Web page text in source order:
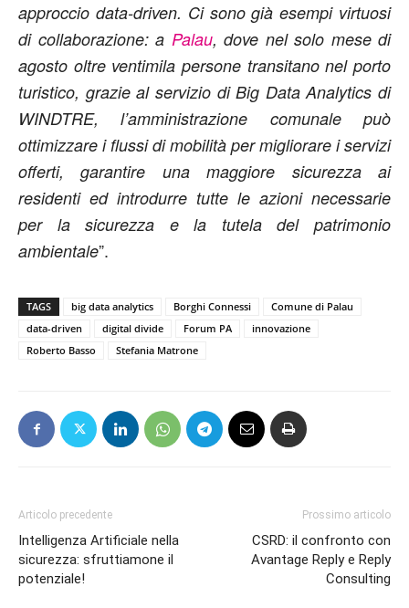
approccio data-driven. Ci sono già esempi virtuosi
di collaborazione: a Palau, dove nel solo mese di
agosto oltre ventimila persone transitano nel porto
turistico, grazie al servizio di Big Data Analytics di
WINDTRE, l’amministrazione comunale può
ottimizzare i flussi di mobilità per migliorare i servizi
offerti, garantire una maggiore sicurezza ai
residenti ed introdurre tutte le azioni necessarie
per la sicurezza e la tutela del patrimonio
ambientale”.
TAGS big data analytics Borghi Connessi
Comune di Palau
data-driven
digital divide Forum PA
innovazione
Roberto Basso
Stefania Matrone
Articolo precedente
Intelligenza Artificiale nella
sicurezza: sfruttiamone il
potenziale!
Prossimo articolo
CSRD: il confronto con
Avantage Reply e Reply
Consulting